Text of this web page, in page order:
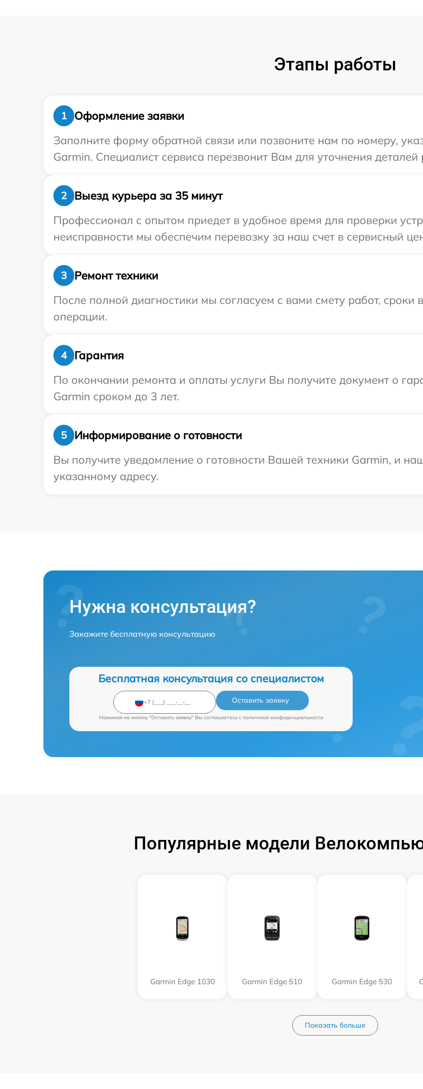
Этапы работы
1
Оформление заявки
Заполните форму обратной связи или позвоните нам по номеру,
Garmin. Специалист сервиса перезвонит Вам для уточнения
2
Выезд курьера за 35 минут
Профессионал с опытом приедет в удобное время для проверки
неисправности мы обеспечим перевозку за наш счет в сервисный
3
Ремонт техники
После полной диагностики мы согласуем с вами смету работ,
операции.
4
Гарантия
По окончании ремонта и оплаты услуги Вы получите документ о
Garmin сроком до 3 лет.
5
Информирование о готовности
Вы получите уведомление о готовности Вашей техники Garmin, и
указанному адресу.
Нужна консультация?
Закажите бесплатную консультацию
Бесплатная консультация со специалистом
Оставить заявку
Нажимая на кнопку "Оставить заявку" Вы соглашаетесь c политикой конфиденциальности
Популярные модели
Garmin Edge 1030 Garmin Edge 510 Garmin Edge 530
Показать больше